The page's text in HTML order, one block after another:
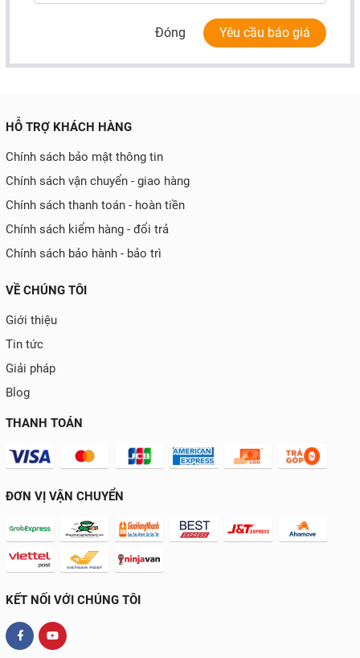
Đóng Yêu cầu báo giá
HỖ TRỢ KHÁCH HÀNG
Chính sách bảo mật thông tin
Chính sách vận chuyển - giao hàng
Chính sách thanh toán - hoàn tiền
Chính sách kiểm hàng - đổi trả
Chính sách bảo hành - bảo trì
VỀ CHÚNG TÔI
Giới thiệu
Tin tức
Giải pháp
Blog
THANH TOÁN
ĐƠN VỊ VẬN CHUYỂN
KẾT NỐI VỚI CHÚNG TÔI